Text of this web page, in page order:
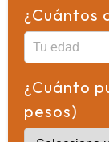
¿Cuántos
¿Cuánto
pesos)